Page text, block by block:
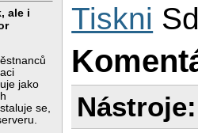
ale i
jako
se,
13
14
16
17
18
19
20
echo
Tiskni
Nástroje: